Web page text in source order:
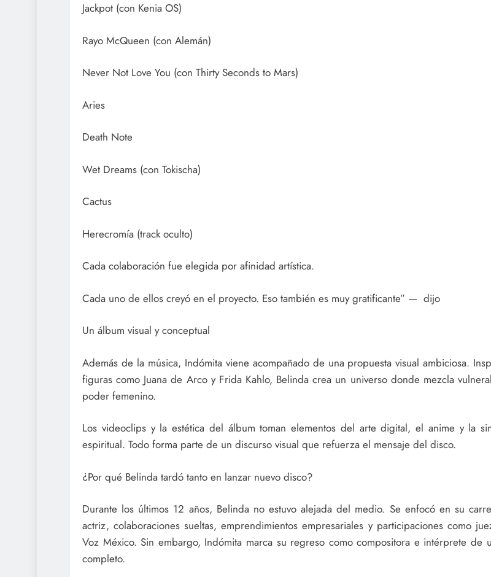
Jackpot (con Kenia OS)
Rayo McQueen (con Alemán)
Never Not Love You (con Thirty Seconds to Mars)
Aries
Death Note
Wet Dreams (con Tokischa)
Cactus
Herecromía (track oculto)
Cada colaboración fue elegida por afinidad artística.
Cada uno de ellos creyó en el proyecto. Eso también es muy gratificante” — dijo
Un álbum visual y conceptual
Además de la música, Indómita viene acompañado de una propuesta visual ambiciosa.
figuras como Juana de Arco y Frida Kahlo, Belinda crea un universo donde mezcla
poder femenino.
Los videoclips y la estética del álbum toman elementos del arte digital, el anime y la
espiritual. Todo forma parte de un discurso visual que refuerza el mensaje del disco.
¿Por qué Belinda tardó tanto en lanzar nuevo disco?
Durante los últimos 12 años, Belinda no estuvo alejada del medio. Se enfocó en su
actriz, colaboraciones sueltas, emprendimientos empresariales y participaciones como
Voz México. Sin embargo, Indómita marca su regreso como compositora e intérprete de
completo.